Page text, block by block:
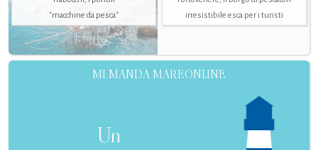
"macchine da pesca"
irresistibile esca per i turisti
MI MANDA MAREONLINE
Un